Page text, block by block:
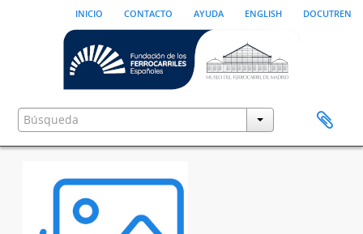
inicio contacto ayuda english docutren